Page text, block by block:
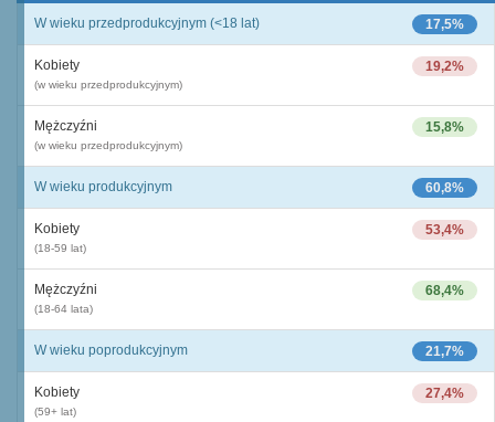
17,5%
W wieku przedprodukcyjnym (<18 lat)
19,2%
Kobiety
(w wieku przedprodukcyjnym)
15,8%
Mężczyźni
(w wieku przedprodukcyjnym)
60,8%
W wieku produkcyjnym
53,4%
Kobiety
(18-59 lat)
68,4%
Mężczyźni
(18-64 lata)
21,7%
W wieku poprodukcyjnym
27,4%
Kobiety
(59+ lat)